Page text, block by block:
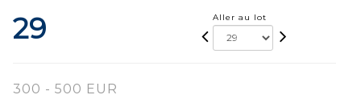
29 Aller au lot
300 - 500 EUR